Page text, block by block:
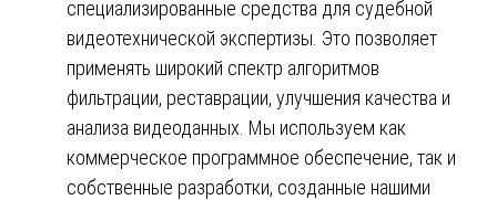
специализированные средства для судебной
видеотехнической экспертизы. Это позволяет
применять широкий спектр алгоритмов
фильтрации, реставрации, улучшения качества и
анализа видеоданных. Мы используем как
коммерческое программное обеспечение, так и
собственные разработки, созданные нашими